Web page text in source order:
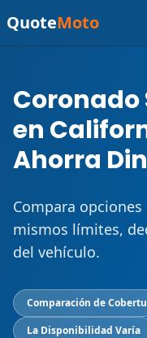
QuoteMoto
Coronado
en
Ahorra
Compara
mismos límites,
del vehículo.
Comparación de
La Disponibilidad Varía